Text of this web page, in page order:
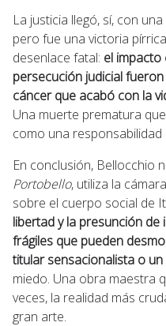
La justicia llegó, sí, con
pero fue una victoria
desenlace fatal: el impacto
persecución judicial
cáncer que acabó con la
Una muerte prematura
como una responsabilidad
En conclusión, Bellocchio
Portobello, utiliza la
sobre el cuerpo social de
libertad y la presunción
frágiles que pueden
titular sensacionalista o
miedo. Una obra maestra
veces, la realidad más
gran arte.